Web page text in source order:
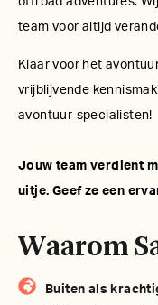
team voor altijd
Klaar voor het
vrijblijvende
avontuur-specialisten!
Jouw team verdient
uitje. Geef ze een
Waarom
Buiten als